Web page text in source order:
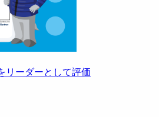
リーダーとして評価